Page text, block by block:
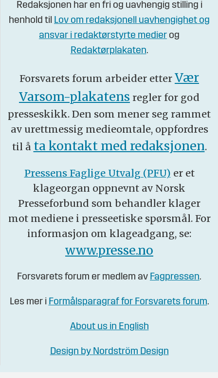
Redaksjonen har en fri og uavhengig stilling i
henhold til Lov om redaksjonell uavhengighet og
ansvar i redaktørstyrte medier og
Redaktørplakaten.
Forsvarets forum arbeider etter Vær
Varsom-plakatens regler for god
presseskikk. Den som mener seg rammet
av urettmessig medieomtale, oppfordres
til å ta kontakt med redaksjonen.
Pressens Faglige Utvalg (PFU) er et
klageorgan oppnevnt av Norsk
Presseforbund som behandler klager
mot mediene i presseetiske spørsmål. For
informasjon om klageadgang, se:
www.presse.no
Forsvarets forum er medlem av Fagpressen.
Les mer i Formålsparagraf for Forsvarets forum.
About us in English
Design by Nordström Design